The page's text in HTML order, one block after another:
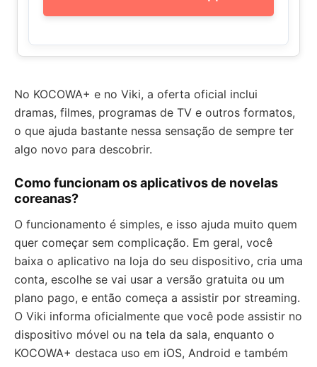
No KOCOWA+ e no Viki, a oferta oficial inclui
dramas, filmes, programas de TV e outros formatos,
o que ajuda bastante nessa sensação de sempre ter
algo novo para descobrir.
Como funcionam os aplicativos de novelas
coreanas?
O funcionamento é simples, e isso ajuda muito quem
quer começar sem complicação. Em geral, você
baixa o aplicativo na loja do seu dispositivo, cria uma
conta, escolhe se vai usar a versão gratuita ou um
plano pago, e então começa a assistir por streaming.
O Viki informa oficialmente que você pode assistir no
dispositivo móvel ou na tela da sala, enquanto o
KOCOWA+ destaca uso em iOS, Android e também